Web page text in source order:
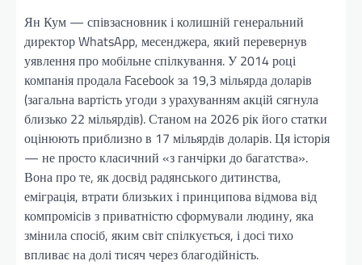
Ян Кум — співзасновник і колишній генеральний
директор WhatsApp, месенджера, який перевернув
уявлення про мобільне спілкування. У 2014 році
компанія продала Facebook за 19,3 мільярда доларів
(загальна вартість угоди з урахуванням акцій сягнула
близько 22 мільярдів). Станом на 2026 рік його статки
оцінюють приблизно в 17 мільярдів доларів. Ця історія
— не просто класичний «з ганчірки до багатства».
Вона про те, як досвід радянського дитинства,
еміграція, втрати близьких і принципова відмова від
компромісів з приватністю сформували людину, яка
змінила спосіб, яким світ спілкується, і досі тихо
впливає на долі тисяч через благодійність.